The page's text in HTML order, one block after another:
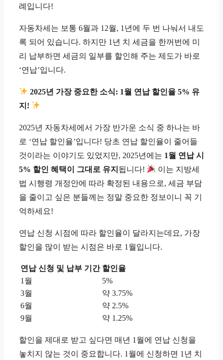
례입니다!
자동차세는 보통 6월과 12월, 1년에 두 번 나눠서 내도
록 되어 있습니다. 하지만 1년 치 세금을 한꺼번에 미
리 납부하면 세금의 일부를 할인해 주는 제도가 바로
‘연납’입니다.
2025년 가장 중요한 소식: 1월 연납 할인율 5% 유
지!
2025년 자동차세에서 가장 반가운 소식 중 하나는 바
로 ‘연납 할인율’입니다! 당초 연납 할인율이 줄어들
것이라는 이야기도 있었지만, 2025년에는 1월 연납 시
5% 할인 혜택이 그대로 유지 됩니다!
이는 지방세
법 시행령 개정안에 따라 확정된 내용으로, 세금 부담
을 줄이고 싶은 분들께는 정말 중요한 정보이니 꼭 기
억하세요!
연납 신청 시점에 따라 할인율이 달라지는데요, 가장
할인을 많이 받는 시점은 바로 1월입니다.
연납 신청 및 납부 기간 할인율
1월
5%
3월
약 3.75%
6월
약 2.5%
9월
약 1.25%
할인을 제대로 받고 싶다면 매년 1월에 연납 신청을
놓치지 않는 것이 중요합니다. 1월에 신청하면 1년 치